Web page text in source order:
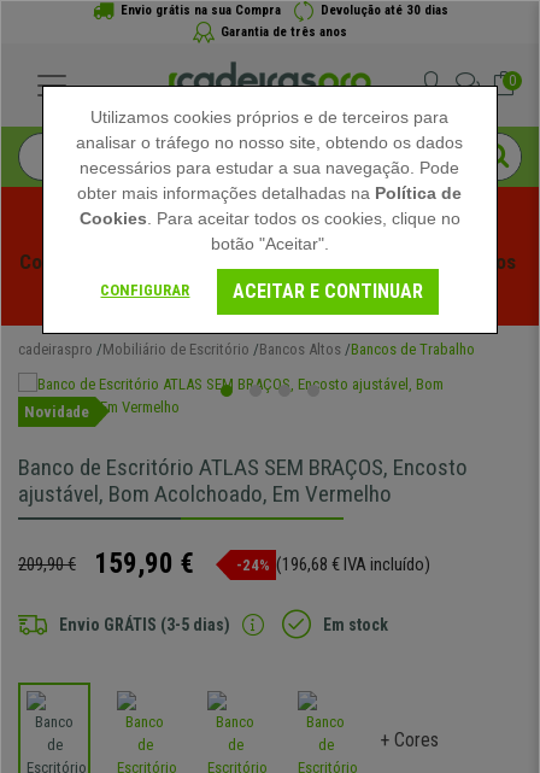
Envio grátis na sua Compra
Devolução até 30 dias
Garantia de três anos
0
Começam os Saldos de Verão em Cadeiraspro! Descontos
Exclusivos por Tempo Limitado - Ver Promoção
cadeiraspro Mobiliário de Escritório Bancos Altos Bancos de Trabalho
Novidade
Banco de Escritório ATLAS SEM BRAÇOS, Encosto
ajustável, Bom Acolchoado, Em Vermelho
209,90 € 159,90 € -24% (196,68 € IVA incluído)
Envio GRÁTIS (3-5 dias) Em stock
+ Cores
Utilizamos cookies próprios e de terceiros para
analisar o tráfego no nosso site, obtendo os dados
necessários para estudar a sua navegação. Pode
obter mais informações detalhadas na Política de
Cookies . Para aceitar todos os cookies, clique no
botão "Aceitar".
CONFIGURAR ACEITAR E CONTINUAR